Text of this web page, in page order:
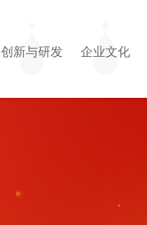
创新与研发 企业文化